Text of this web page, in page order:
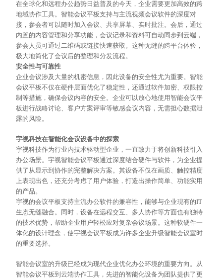
在全球化和远程办公趋势日益普及的今天，企业需要更加高效的跨
地域协作工具。智能会议平板支持与主流视频会议软件的深度对
接，参会者可以随时加入会议、共享屏幕、实时批注。会后，通过
内置的内容管理和分享功能，会议记录和资料可自动同步到云端，
参会人员可通过二维码或链接快速获取。这种无缝的跨平台体验，
极大地简化了会议后的整理和分发流程。
安全性与可靠性
企业会议涉及大量的机密信息，因此设备的安全性尤为重要。智能
会议平板不仅在硬件层面优化了稳定性，还通过软件加密、权限控
制等措施，确保会议内容的安全。企业可以放心地使用智能会议平
板进行战略讨论、客户方案评审等敏感会议内容，无需担心数据泄
露的风险。
宇视科技在智能化会议设备中的探索
宇视科技作为行业内技术驱动型企业，一直致力于将创新科技引入
办公场景。宇视智能会议平板通过深度结合硬件与软件，为企业提
供了从显示到协作的完整解决方案。其设备不仅在画质、触控精度
上表现出色，还充分考虑了用户体验，打造出操作简单、功能实用
的产品。
宇视的会议平板支持主流办公软件的兼容性，能够与企业现有的IT
生态无缝融合。同时，设备在远程交互、多人协作等方面也有独特
的技术优势，帮助企业用户轻松应对复杂会议场景。这种软硬件一
体化的设计理念，使宇视会议平板成为许多企业升级智能会议室时
的重要选择。
智能会议室的升级已经成为现代企业优化办公环境的重要方向。从
智能会议平板到云端协作工具，先进的智能化设备为团队提供了更